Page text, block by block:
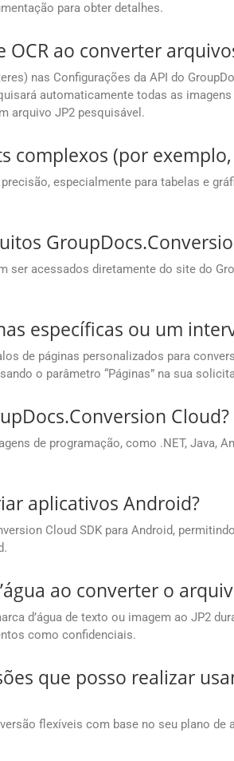
para obter detalhes.
ao converter
nas Configurações da API do
automaticamente todas as
arquivo JP2 pesquisável.
complexos (por
especialmente para tabelas e
ser acessados diretamente do site do
específicas ou um
de páginas personalizados para
o parâmetro “Páginas” na sua
Cloud?
de programação, como .NET, Java,
aplicativos Android?
Cloud SDK para Android,
ao converter o
d’água de texto ou imagem ao JP2
como confidenciais.
que posso realizar
flexíveis com base no seu plano